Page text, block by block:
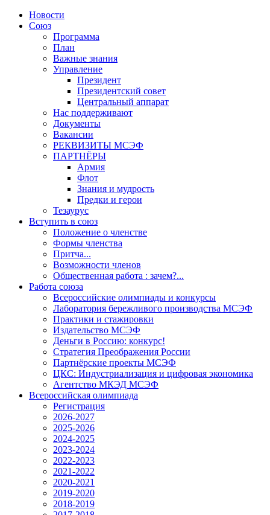
Новости
Союз
Программа
План
Важные знания
Управление
Президент
Президентский совет
Центральный аппарат
Нас поддерживают
Документы
Вакансии
РЕКВИЗИТЫ МСЭФ
ПАРТНЁРЫ
Армия
Флот
Знания и мудрость
Предки и герои
Тезаурус
Вступить в союз
Положение о членстве
Формы членства
Притча...
Возможности членов
Общественная работа : зачем?...
Работа союза
Всероссийские олимпиады и конкурсы
Лаборатория бережливого производства МСЭФ
Практики и стажировки
Издательство МСЭФ
Деньги в Россию: конкурс!
Стратегия Преображения России
Партнёрские проекты МСЭФ
ЦКС: Индустриализация и цифровая экономика
Агентство МКЭД МСЭФ
Всероссийская олимпиада
Регистрация
2026-2027
2025-2026
2024-2025
2023-2024
2022-2023
2021-2022
2020-2021
2019-2020
2018-2019